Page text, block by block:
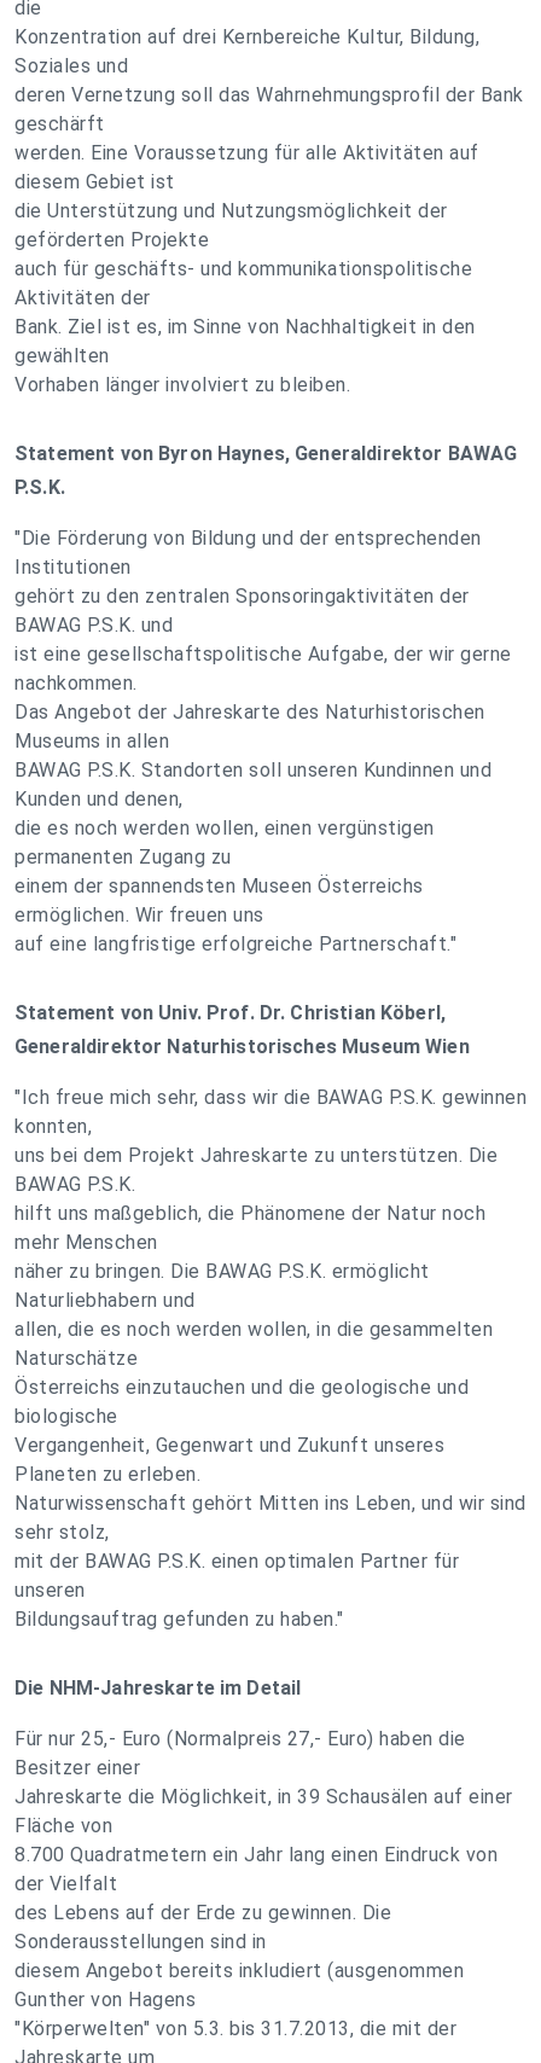
die
Konzentration auf drei Kernbereiche Kultur, Bildung,
Soziales und
deren Vernetzung soll das Wahrnehmungsprofil der Bank
geschärft
werden. Eine Voraussetzung für alle Aktivitäten auf
diesem Gebiet ist
die Unterstützung und Nutzungsmöglichkeit der
geförderten Projekte
auch für geschäfts- und kommunikationspolitische
Aktivitäten der
Bank. Ziel ist es, im Sinne von Nachhaltigkeit in den
gewählten
Vorhaben länger involviert zu bleiben.
Statement von Byron Haynes, Generaldirektor BAWAG
P.S.K.
"Die Förderung von Bildung und der entsprechenden
Institutionen
gehört zu den zentralen Sponsoringaktivitäten der
BAWAG P.S.K. und
ist eine gesellschaftspolitische Aufgabe, der wir gerne
nachkommen.
Das Angebot der Jahreskarte des Naturhistorischen
Museums in allen
BAWAG P.S.K. Standorten soll unseren Kundinnen und
Kunden und denen,
die es noch werden wollen, einen vergünstigen
permanenten Zugang zu
einem der spannendsten Museen Österreichs
ermöglichen. Wir freuen uns
auf eine langfristige erfolgreiche Partnerschaft."
Statement von Univ. Prof. Dr. Christian Köberl,
Generaldirektor Naturhistorisches Museum Wien
"Ich freue mich sehr, dass wir die BAWAG P.S.K. gewinnen
konnten,
uns bei dem Projekt Jahreskarte zu unterstützen. Die
BAWAG P.S.K.
hilft uns maßgeblich, die Phänomene der Natur noch
mehr Menschen
näher zu bringen. Die BAWAG P.S.K. ermöglicht
Naturliebhabern und
allen, die es noch werden wollen, in die gesammelten
Naturschätze
Österreichs einzutauchen und die geologische und
biologische
Vergangenheit, Gegenwart und Zukunft unseres
Planeten zu erleben.
Naturwissenschaft gehört Mitten ins Leben, und wir sind
sehr stolz,
mit der BAWAG P.S.K. einen optimalen Partner für
unseren
Bildungsauftrag gefunden zu haben."
Die NHM-Jahreskarte im Detail
Für nur 25,- Euro (Normalpreis 27,- Euro) haben die
Besitzer einer
Jahreskarte die Möglichkeit, in 39 Schausälen auf einer
Fläche von
8.700 Quadratmetern ein Jahr lang einen Eindruck von
der Vielfalt
des Lebens auf der Erde zu gewinnen. Die
Sonderausstellungen sind in
diesem Angebot bereits inkludiert (ausgenommen
Gunther von Hagens
"Körperwelten" von 5.3. bis 31.7.2013, die mit der
Jahreskarte um